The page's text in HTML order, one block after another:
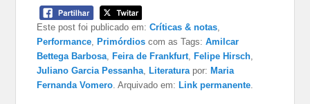
Este post foi publicado em:Críticas & notas
Performance ,Primórdios com as Tags:Amilcar
Bettega Barbosa ,Feira de Frankfurt ,Felipe Hirsch
Juliano Garcia Pessanha ,Literatura por:Maria
Fernanda Vomero . Arquivado em:Link permanente